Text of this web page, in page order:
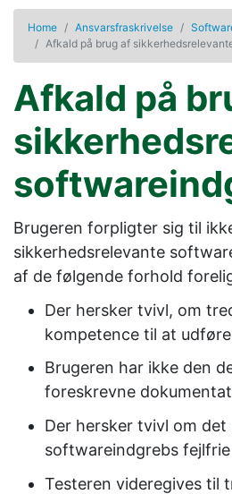
Home Ansvarsfraskrivelse
Afkald på brug af
Afkald på
Brugeren forpligter sig til
sikkerhedsrelevante
af de følgende forhold
Der hersker tvivl, om
kompetence til at
Brugeren har ikke den
foreskrevne
Der hersker tvivl om
softwareindgrebs
Testeren videregives til